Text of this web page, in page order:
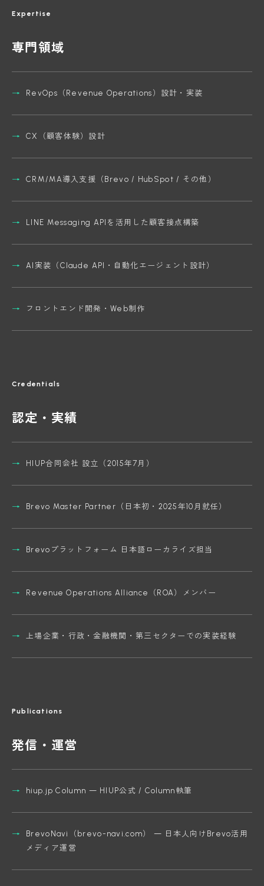
Expertise
専門領域
RevOps（Revenue Operations）設計・実装
CX（顧客体験）設計
CRM/MA導入支援（Brevo / HubSpot / その他）
LINE Messaging APIを活用した顧客接点構築
AI実装（Claude API・自動化エージェント設計）
フロントエンド開発・Web制作
Credentials
認定・実績
HIUP合同会社 設立（2015年7月）
Brevo Master Partner（日本初・2025年10月就任）
Brevoプラットフォーム 日本語ローカライズ担当
Revenue Operations Alliance（ROA）メンバー
上場企業・行政・金融機関・第三セクターでの実装経験
Publications
発信・運営
hiup.jp Column — HIUP公式 / Column執筆
BrevoNavi（brevo-navi.com） — 日本人向けBrevo活用
メディア運営